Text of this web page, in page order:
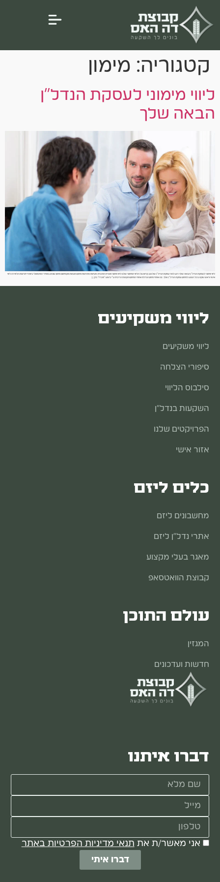
קטגוריה: מימון
ליווי מימוני לעסקת הנדל"ן
הבאה שלך
ליווי מימוני לעסקת הנדל״ן הבאה שלך רגע לפני עסקת הנדל״ן שלכם, קראו על הליווי המימוני שלנו ליווי מימוני מטרת התכנית: מציאת פתרונות מימון והוצאת מקסימום מימון שונים במחיר המינמאלי ביותר! יתרונות הליווי 01 ליווי
אישי וראש שקט בכל הנוגע למימון עסקת הנדל״ן שלך. 02 אחוזי מימון הגדלת אחוזי המימון והקטנת הריבית ע״י ביצוע ״מכרז״ בין […]
ליווי משקיעים
ליווי משקיעים
סיפורי הצלחה
סילבוס הליווי
השקעות בנדל״ן
הפרויקטים שלנו
אזור אישי
כלים ליזם
מחשבונים ליזם
אתרי נדל"ן ליזם
מאגר בעלי מקצוע
קבוצת הוואטסאפ
עולם התוכן
המגזין
חדשות ועדכונים
דברו איתנו
אני מאשר/ת את תנאי מדיניות הפרטיות באתר
דברו איתי